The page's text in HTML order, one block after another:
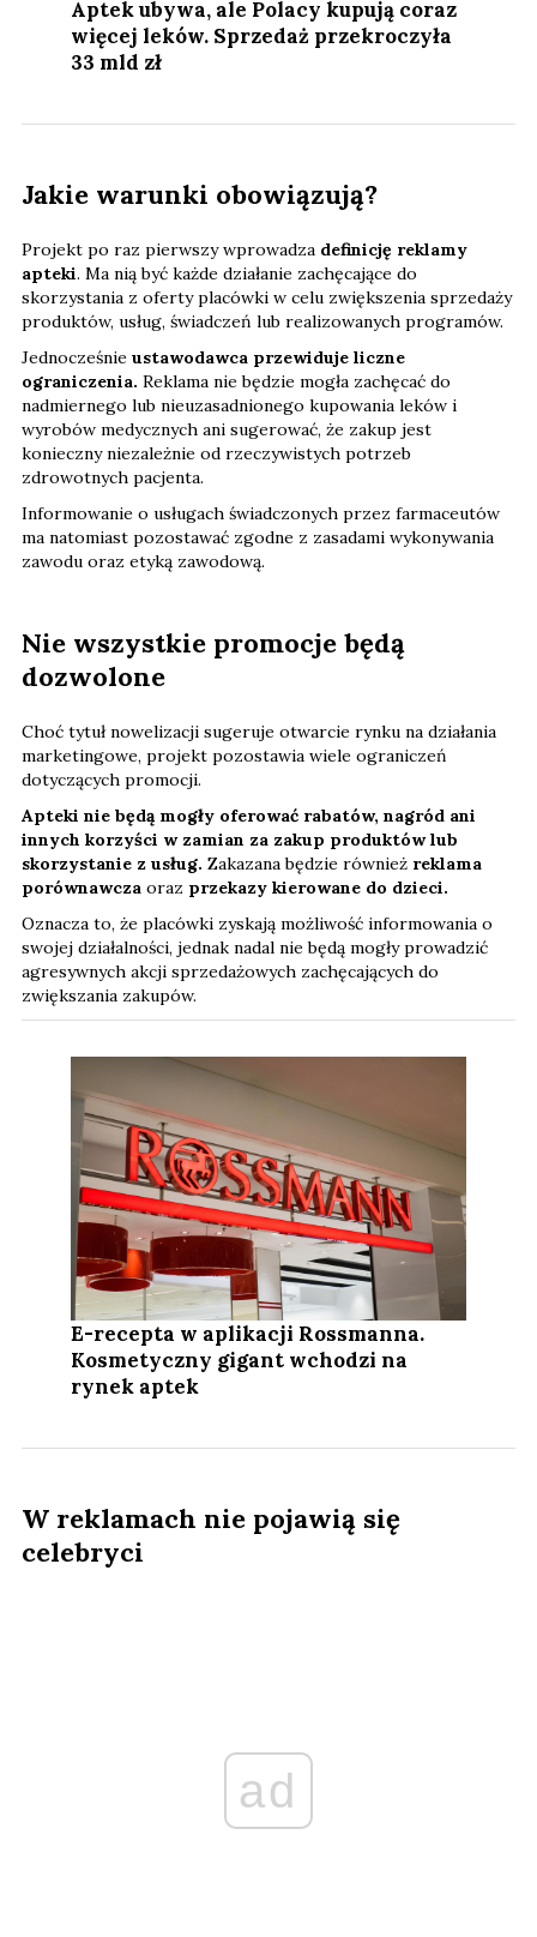
Aptek ubywa, ale Polacy kupują coraz
więcej leków. Sprzedaż przekroczyła
33 mld zł
Jakie warunki obowiązują?
Projekt po raz pierwszy wprowadza definicję reklamy
apteki. Ma nią być każde działanie zachęcające do
skorzystania z oferty placówki w celu zwiększenia sprzedaży
produktów, usług, świadczeń lub realizowanych programów.
Jednocześnie ustawodawca przewiduje liczne
ograniczenia. Reklama nie będzie mogła zachęcać do
nadmiernego lub nieuzasadnionego kupowania leków i
wyrobów medycznych ani sugerować, że zakup jest
konieczny niezależnie od rzeczywistych potrzeb
zdrowotnych pacjenta.
Informowanie o usługach świadczonych przez farmaceutów
ma natomiast pozostawać zgodne z zasadami wykonywania
zawodu oraz etyką zawodową.
Nie wszystkie promocje będą
dozwolone
Choć tytuł nowelizacji sugeruje otwarcie rynku na działania
marketingowe, projekt pozostawia wiele ograniczeń
dotyczących promocji.
Apteki nie będą mogły oferować rabatów, nagród ani
innych korzyści w zamian za zakup produktów lub
skorzystanie z usług. Zakazana będzie również reklama
porównawcza oraz przekazy kierowane do dzieci.
Oznacza to, że placówki zyskają możliwość informowania o
swojej działalności, jednak nadal nie będą mogły prowadzić
agresywnych akcji sprzedażowych zachęcających do
zwiększania zakupów.
E-recepta w aplikacji Rossmanna.
Kosmetyczny gigant wchodzi na
rynek aptek
W reklamach nie pojawią się
celebryci
ad